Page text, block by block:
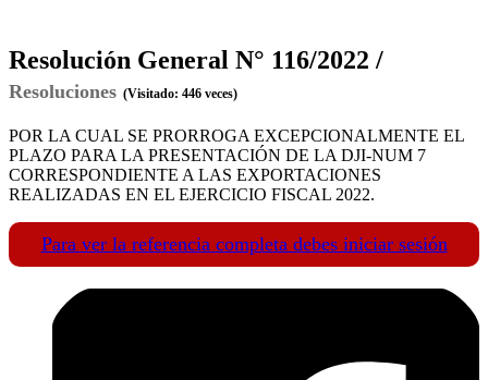
Resolución General N° 116/2022 /
Resoluciones (Visitado: 446 veces)
POR LA CUAL SE PRORROGA EXCEPCIONALMENTE EL
PLAZO PARA LA PRESENTACIÓN DE LA DJI-NUM 7
CORRESPONDIENTE A LAS EXPORTACIONES
REALIZADAS EN EL EJERCICIO FISCAL 2022.
Para ver la referencia completa debes iniciar sesión